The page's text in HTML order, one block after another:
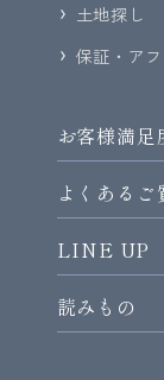
土地探し
保証・ア
お客様満足
よくあるご
LINE UP
読みもの